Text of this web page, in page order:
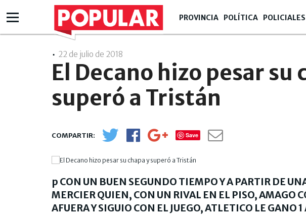
PROVINCIA POLÍTICA POLICIALES
22 de julio de 2018
El Decano hizo pesar su
superó a Tristán
Save
p CON UN BUEN SEGUNDO TIEMPO Y A PARTIR DE
MERCIER QUIEN, CON UN RIVAL EN EL PISO, AMAGO
AFUERA Y SIGUIO CON EL JUEGO, ATLETICO LE GANO